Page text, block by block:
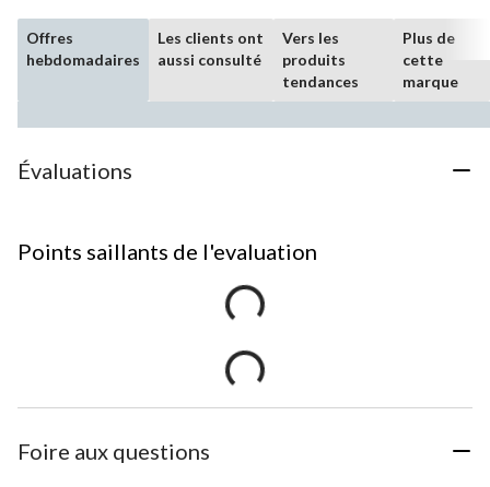
Offres
hebdomadaires
Les clients ont
aussi consulté
Vers les
produits
tendances
Plus de
cette
marque
Évaluations
Points saillants de l'evaluation
Foire aux questions